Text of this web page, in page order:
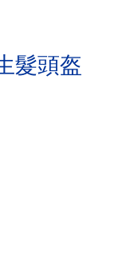
髮頭盔